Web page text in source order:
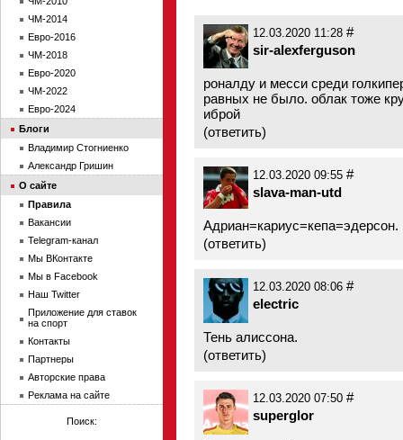
12.03.2020 11:28 #
sir-alexferguson
роналду и месси среди
равных не было. облак тоже
иброй
(ответить)
12.03.2020 09:55 #
slava-man-utd
(ответить)
12.03.2020 08:06 #
electric
Тень алиссона.
(ответить)
12.03.2020 07:50 #
superglor
ЧМ-2014
Евро-2016
ЧМ-2018
Евро-2020
ЧМ-2022
Евро-2024
Блоги
Владимир Стогниенко
Александр Гришин
О сайте
Правила
Вакансии
Telegram-канал
Мы ВКонтакте
Мы в Facebook
Наш Twitter
Приложение для ставок
на спорт
Контакты
Партнеры
Авторские права
Реклама на сайте
Поиск: